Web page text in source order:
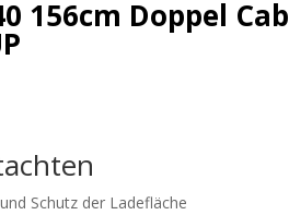
156cm Doppel Cab
Schutz der Ladefläche